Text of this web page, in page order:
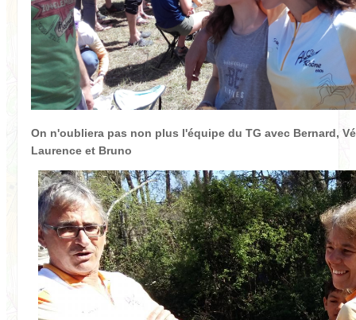
On n'oubliera pas non plus l'équipe du TG avec Bernard,
Laurence et Bruno